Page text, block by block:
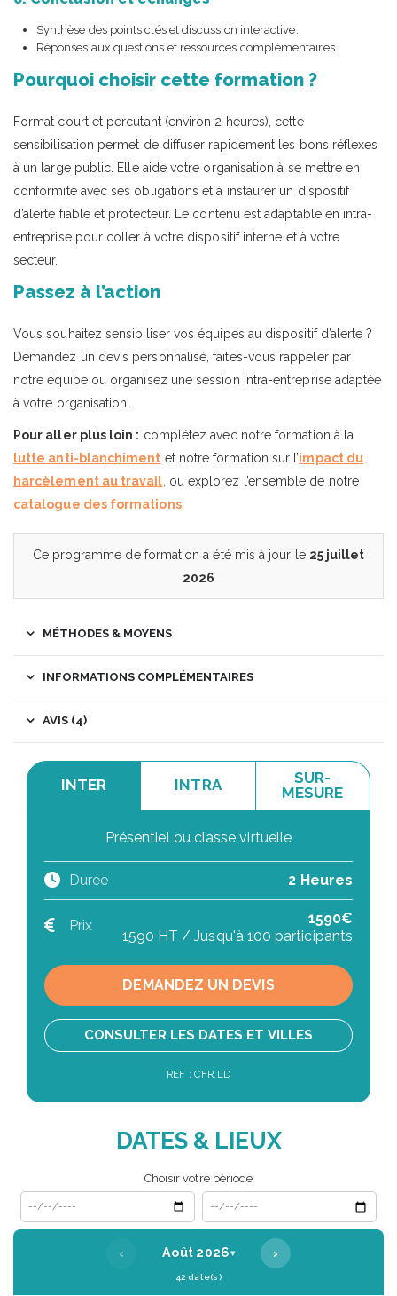
Synthèse des points clés et discussion interactive.
Réponses aux questions et ressources complémentaires.
Pourquoi choisir cette formation ?
Format court et percutant (environ 2 heures), cette
sensibilisation permet de diffuser rapidement les bons réflexes
à un large public. Elle aide votre organisation à se mettre en
conformité avec ses obligations et à instaurer un dispositif
d’alerte fiable et protecteur. Le contenu est adaptable en intra-
entreprise pour coller à votre dispositif interne et à votre
secteur.
Passez à l’action
Vous souhaitez sensibiliser vos équipes au dispositif d’alerte ?
Demandez un devis personnalisé, faites-vous rappeler par
notre équipe ou organisez une session intra-entreprise adaptée
à votre organisation.
Pour aller plus loin : complétez avec notre formation à la
lutte anti-blanchiment et notre formation sur l’impact du
harcèlement au travail , ou explorez l’ensemble de notre
catalogue des formations.
Ce programme de formation a été mis à jour le 25 juillet
2026
MÉTHODES & MOYENS
INFORMATIONS COMPLÉMENTAIRES
AVIS (4)
INTER INTRA
SUR-
MESURE
Présentiel ou classe virtuelle
Durée 2 Heures
Prix
1590€
1590 HT / Jusqu'à 100 participants
DEMANDEZ UN DEVIS
CONSULTER LES DATES ET VILLES
REF : CFR.LD
DATES & LIEUX
Choisir votre période
Date de début
Date de fin
‹ Août 2026▾ ›
42 date(s)